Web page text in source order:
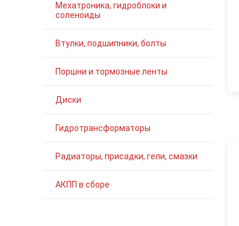
Мехатроника, гидроблоки и
соленоиды
Втулки, подшипники, болты
Поршни и тормозные ленты
Диски
Гидротрансформаторы
Радиаторы, присадки, гели, смазки
АКПП в сборе